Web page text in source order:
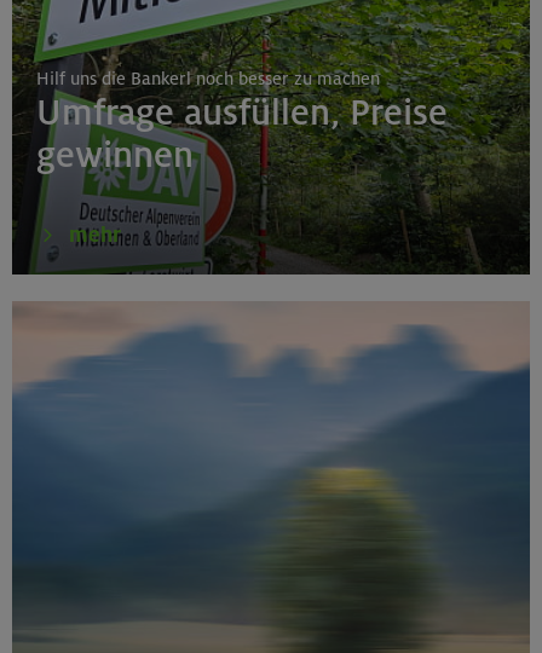
Hilf uns die Bankerl noch besser zu machen
Umfrage ausfüllen, Preise
gewinnen
mehr